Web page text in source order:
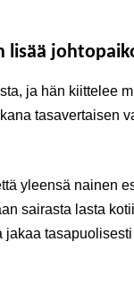
lisää
ja hän kiittelee
tasavertaisen
yleensä nainen
sairasta lasta
jakaa